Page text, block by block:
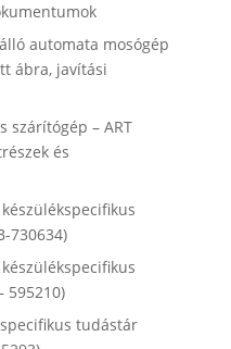
automata mosógép
ábra, javítási
szárítógép – ART
és
730634)
595210)
tudástár